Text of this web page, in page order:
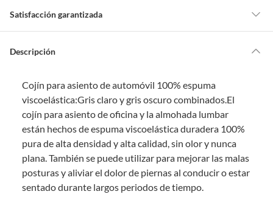
Satisfacción garantizada
de la compra.
comprado por internet y que hay ciertas categorías que no tienen este
derecho:
Productos que, por su naturaleza, no puedan ser devueltos,
puedan deteriorarse o caducar con rapidez.
Confeccionados a la medida.
De uso personal.
En sodimac.cl te damos 30 días desde que recibes el producto. Debe
estar en perfecto estado, con todas sus etiquetas y sin uso, tal como te lo
Descripción
Cojín para asiento de automóvil 100% espuma
viscoelástica:Gris claro y gris oscuro combinados.El
cojín para asiento de oficina y la almohada lumbar
están hechos de espuma viscoelástica duradera 100%
pura de alta densidad y alta calidad, sin olor y nunca
plana. También se puede utilizar para mejorar las malas
posturas y aliviar el dolor de piernas al conducir o estar
sentado durante largos periodos de tiempo.